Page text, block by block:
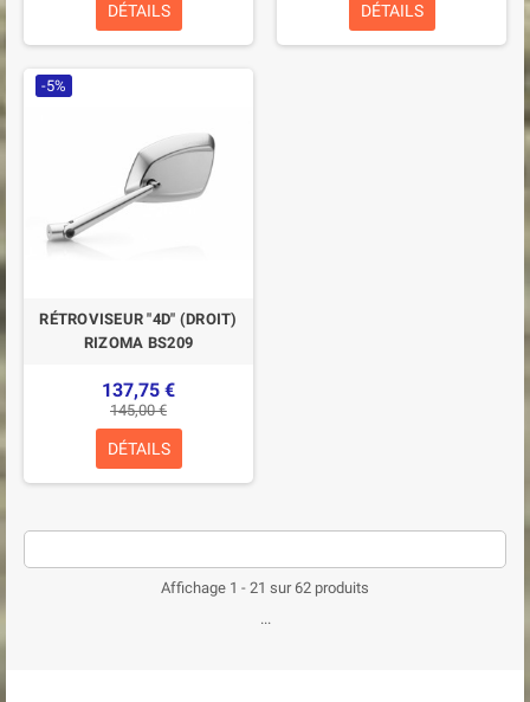
DÉTAILS DÉTAILS
-5%
RÉTROVISEUR "4D" (DROIT)
RIZOMA BS209
137,75 €
145,00 €
DÉTAILS
Affichage 1 - 21 sur 62 produits
...